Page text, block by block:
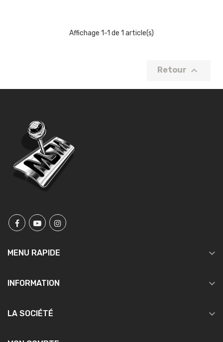
Affichage 1-1 de 1 article(s)
Retour 
MENU RAPIDE 
INFORMATION 
LA SOCIÉTÉ 